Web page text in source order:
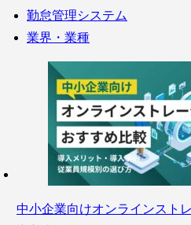
勤怠管理システム
業界・業種
中小企業向けオンラインスト